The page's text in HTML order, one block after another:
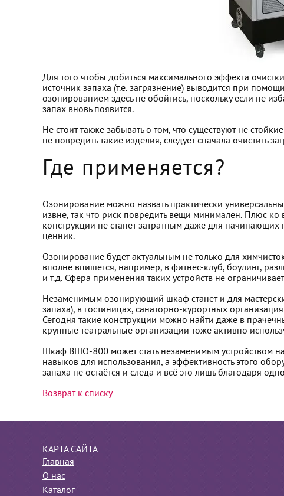
Для того чтобы добиться максимального эффекта
источник запаха (т.е. загрязнение) выводится при
озонированием здесь не обойтись, поскольку если не
запах вновь появится.
Не стоит также забывать о том, что существуют не
не повредить такие изделия, следует сначала очистить
Где применяется?
Озонирование можно назвать практически
извне, так что риск повредить вещи минимален. Плюс
конструкции не станет затратным даже для начинающих
ценник.
Озонирование будет актуальным не только для
вполне впишется, например, в фитнес-клуб, боулинг,
и т.д. Сфера применения таких устройств не
Незаменимым озонирующий шкаф станет и для
запаха), в гостиницах, санаторно-курортных
Сегодня такие конструкции можно найти даже в
крупные театральные организации тоже активно
Шкаф ВШО-800 может стать незаменимым устройством
навыков для использования, а эффективность этого
запаха не остаётся и следа и всё это лишь благодаря
Возврат к списку
КАРТА САЙТА
Главная
О нас
Каталог